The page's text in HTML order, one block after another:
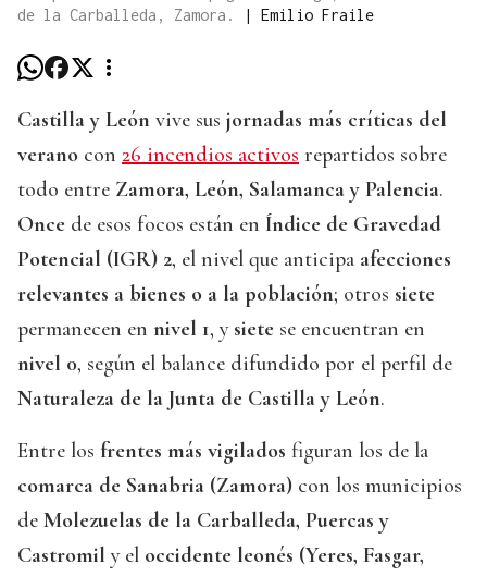
de la Carballeda, Zamora.
| Emilio Fraile
Castilla y León vive sus jornadas más críticas del
verano con 26 incendios activos repartidos sobre
todo entre Zamora, León, Salamanca y Palencia.
Once de esos focos están en Índice de Gravedad
Potencial (IGR) 2, el nivel que anticipa afecciones
relevantes a bienes o a la población; otros siete
permanecen en nivel 1, y siete se encuentran en
nivel 0, según el balance difundido por el perfil de
Naturaleza de la Junta de Castilla y León.
Entre los frentes más vigilados figuran los de la
comarca de Sanabria (Zamora) con los municipios
de Molezuelas de la Carballeda, Puercas y
Castromil y el occidente leonés (Yeres, Fasgar,